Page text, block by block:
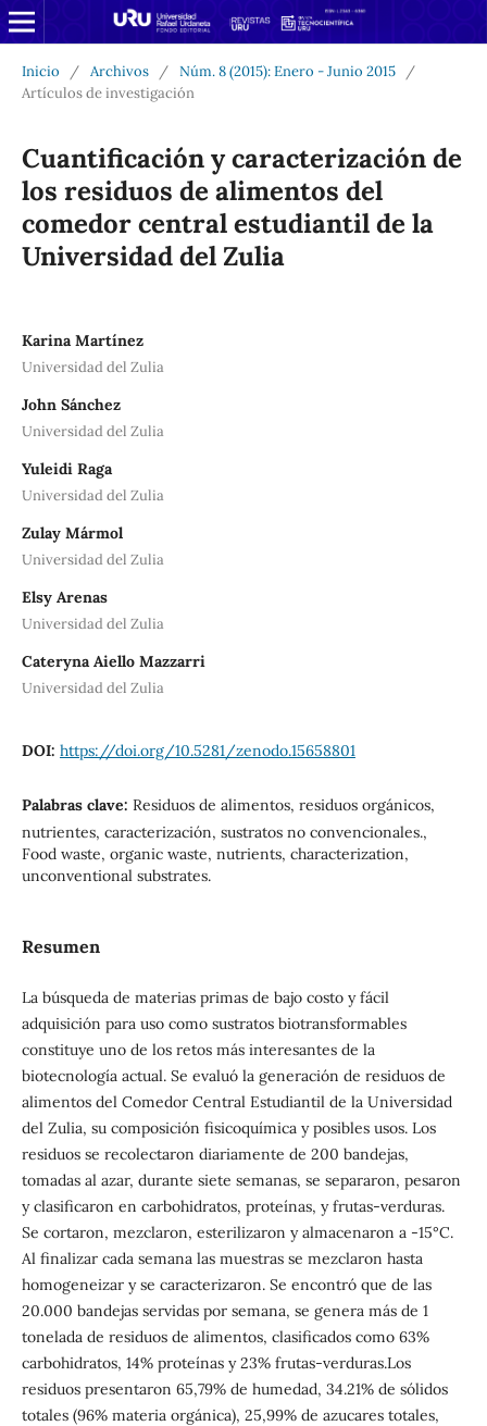
Inicio / Archivos / Núm. 8 (2015): Enero - Junio 2015
/
Artículos de investigación
Cuantificación y caracterización de
los residuos de alimentos del
comedor central estudiantil de la
Universidad del Zulia
Karina Martínez
Universidad del Zulia
John Sánchez
Universidad del Zulia
Yuleidi Raga
Universidad del Zulia
Zulay Mármol
Universidad del Zulia
Elsy Arenas
Universidad del Zulia
Cateryna Aiello Mazzarri
Universidad del Zulia
DOI: https://doi.org/10.5281/zenodo.15658801
Palabras clave: Residuos de alimentos, residuos orgánicos,
nutrientes, caracterización, sustratos no convencionales.,
Food waste, organic waste, nutrients, characterization,
unconventional substrates.
Resumen
La búsqueda de materias primas de bajo costo y fácil
adquisición para uso como sustratos biotransformables
constituye uno de los retos más interesantes de la
biotecnología actual. Se evaluó la generación de residuos de
alimentos del Comedor Central Estudiantil de la Universidad
del Zulia, su composición fisicoquímica y posibles usos. Los
residuos se recolectaron diariamente de 200 bandejas,
tomadas al azar, durante siete semanas, se separaron, pesaron
y clasificaron en carbohidratos, proteínas, y frutas-verduras.
Se cortaron, mezclaron, esterilizaron y almacenaron a -15°C.
Al finalizar cada semana las muestras se mezclaron hasta
homogeneizar y se caracterizaron. Se encontró que de las
20.000 bandejas servidas por semana, se genera más de 1
tonelada de residuos de alimentos, clasificados como 63%
carbohidratos, 14% proteínas y 23% frutas-verduras.Los
residuos presentaron 65,79% de humedad, 34.21% de sólidos
totales (96% materia orgánica), 25,99% de azucares totales,